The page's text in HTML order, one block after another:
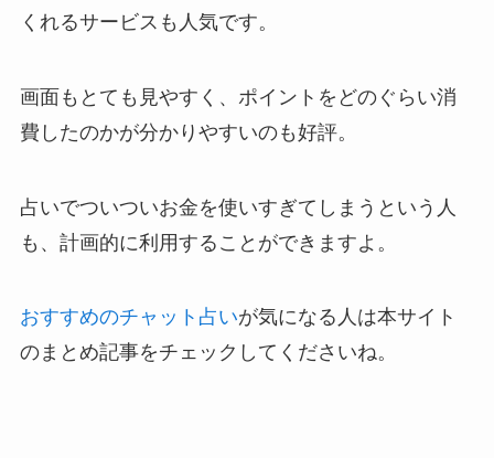
くれるサービスも人気です。
画面もとても見やすく、ポイントをどのぐらい消
費したのかが分かりやすいのも好評。
占いでついついお金を使いすぎてしまうという人
も、計画的に利用することができますよ。
おすすめのチャット占いが気になる人は本サイト
のまとめ記事をチェックしてくださいね。